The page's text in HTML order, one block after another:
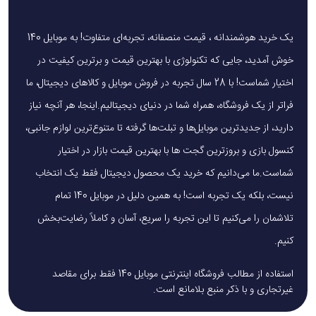
یک خرید هوشمندانه ، قیمت منصفانه، تجربه‌ای متفاوت! به موبایل 140
خوش آمدید، جایی که تکنولوژی با بهترین قیمت و برترین کیفیت در
اختیار شماست! با 28 سال تجربه در فروش موبایل و کالاهای دیجیتال، ما
فراتر از یک فروشگاه، همراه شما در دنیای دیجیتالیم.اینجا، هر آنچه نیاز
دارید، از جدیدترین موبایل‌ها و تبلت‌ها گرفته تا متنوع‌ترین لوازم جانبی،
کنسول بازی و بروزترین گجت ها با بهترین قیمت بازار در اختیار
شماست.ما می‌دانیم که خرید یک محصول دیجیتال فقط یک انتخاب
نیست، بلکه یک تجربه است! به همین دلیل در موبایل 140 تمام
تلاشمان را می‌کنیم تا این تجربه را سریع، آسان و کاملاً رضایت‌بخش
کنیم.
استفاده از مطالب فروشگاه اینترنتی موبایل 140 فقط برای مقاصد
غیرتجاری و با ذکر منبع بلامانع است.